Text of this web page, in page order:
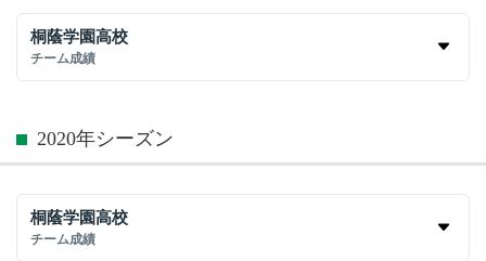
桐蔭学園高校
チーム成績
2020年シーズン
桐蔭学園高校
チーム成績